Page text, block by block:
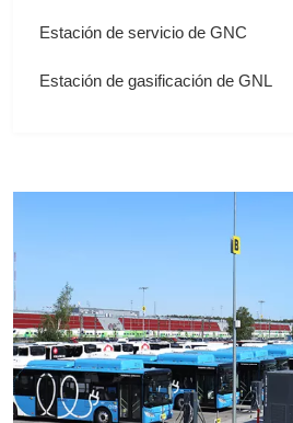
Estación de servicio de GNC
Estación de gasificación de GNL